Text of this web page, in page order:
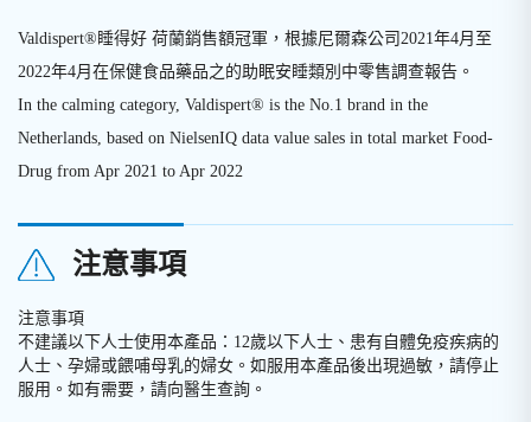
Valdispert®睡得好 荷蘭銷售額冠軍，根據尼爾森公司2021年4月至
2022年4月在保健食品藥品之的助眠安睡類別中零售調查報告。
In the calming category, Valdispert® is the No.1 brand in the
Netherlands, based on NielsenIQ data value sales in total market Food-
Drug from Apr 2021 to Apr 2022
注意事項
注意事項
不建議以下人士使用本產品： 12歲以下人士、患有自體免疫疾病的
人士、孕婦或餵哺母乳的婦女。如服用本產品後出現過敏，請停止
服用。如有需要，請向醫生查詢。